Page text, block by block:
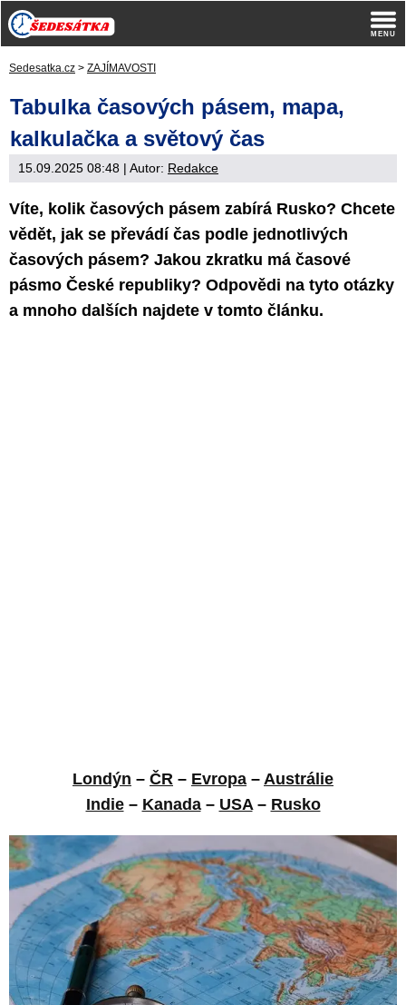
Sedesatka.cz > ZAJÍMAVOSTI
Tabulka časových pásem, mapa,
kalkulačka a světový čas
15.09.2025 08:48 | Autor: Redakce
Víte, kolik časových pásem zabírá Rusko? Chcete
vědět, jak se převádí čas podle jednotlivých
časových pásem? Jakou zkratku má časové
pásmo České republiky? Odpovědi na tyto otázky
a mnoho dalších najdete v tomto článku.
Londýn – ČR – Evropa – Austrálie
Indie– Kanada– USA– Rusko